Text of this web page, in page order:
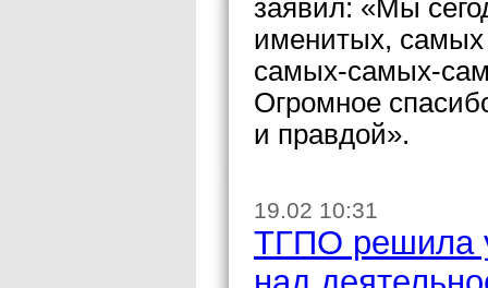
заявил: «Мы
именитых, самых
самых-самых-
Огромное
и правдой».
19.02 10:31
ТГПО решила